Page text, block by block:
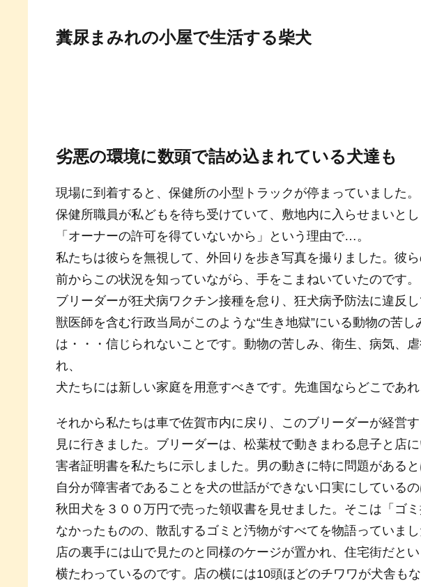
糞尿まみれの小屋で生活する柴犬
劣悪の環境に数頭で詰め込まれている犬達も
現場に到着すると、保健所の小型トラックが停まっていました。
保健所職員が私どもを待ち受けていて、敷地内に入らせまいとし
「オーナーの許可を得ていないから」という理由で…。
私たちは彼らを無視して、外回りを歩き写真を撮りました。彼
前からこの状況を知っていながら、手をこまねいていたのです。
ブリーダーが狂犬病ワクチン接種を怠り、狂犬病予防法に違反し
獣医師を含む行政当局がこのような“生き地獄”にいる動物の苦
は・・・信じられないことです。動物の苦しみ、衛生、病気、
れ、
犬たちには新しい家庭を用意すべきです。先進国ならどこであ
それから私たちは車で佐賀市内に戻り、このブリーダーが経営
見に行きました。ブリーダーは、松葉杖で動きまわる息子と店
害者証明書を私たちに示しました。男の動きに特に問題があると
自分が障害者であることを犬の世話ができない口実にしている
秋田犬を３００万円で売った領収書を見せました。そこは「ゴ
なかったものの、散乱するゴミと汚物がすべてを物語っていまし
店の裏手には山で見たのと同様のケージが置かれ、住宅街だと
横たわっているのです。店の横には10頭ほどのチワワが犬舎も